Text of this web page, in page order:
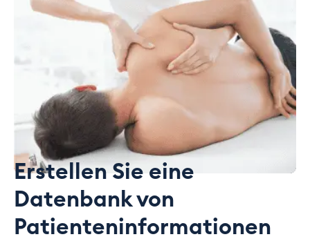
Erstellen Sie eine
Datenbank von
Patienteninformationen